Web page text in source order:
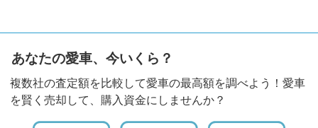
あなたの愛車、今いくら？
複数社の査定額を比較して愛車の最高額を調べよう！愛車
を賢く売却して、購入資金にしませんか？